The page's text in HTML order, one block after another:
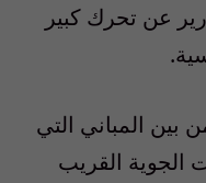
عن تحرك كبير
المباني التي
الجوية القريب